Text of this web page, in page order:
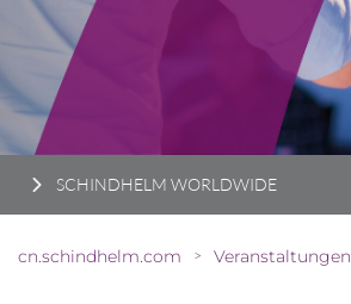
SCHINDHELM WORLDWIDE
cn.schindhelm.com > Veranstaltungen